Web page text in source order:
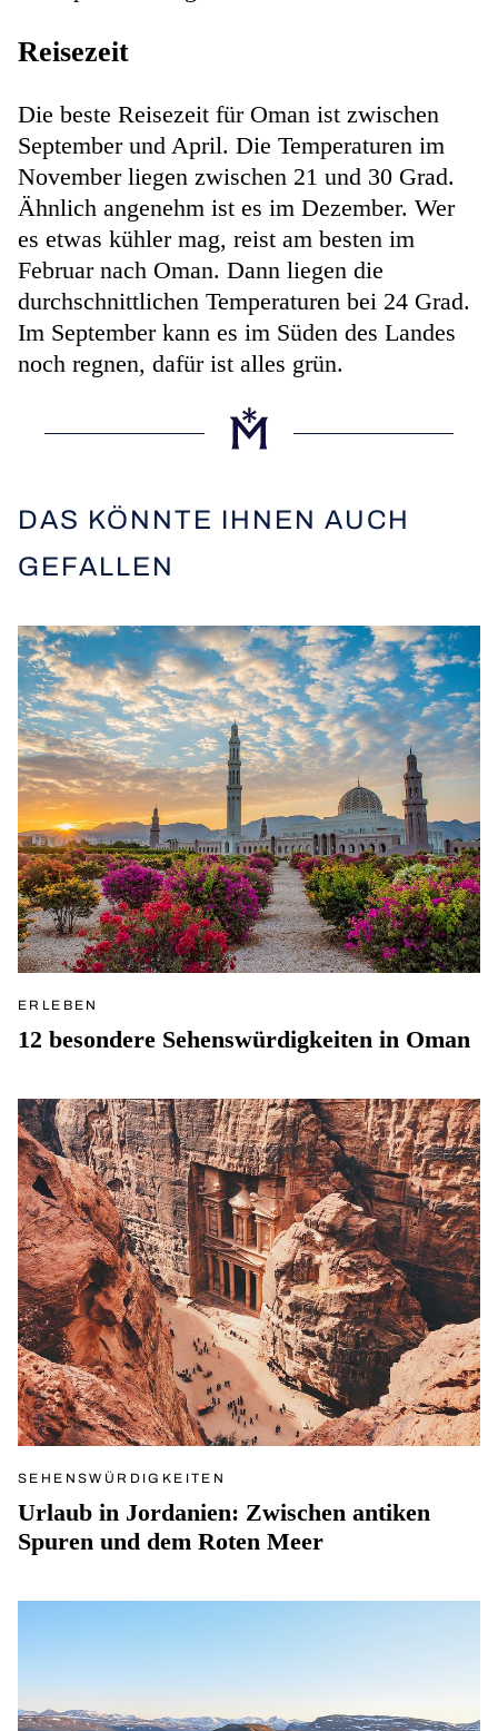
Reisezeit
Die beste Reisezeit für Oman ist zwischen
September und April. Die Temperaturen im
November liegen zwischen 21 und 30 Grad.
Ähnlich angenehm ist es im Dezember. Wer
es etwas kühler mag, reist am besten im
Februar nach Oman. Dann liegen die
durchschnittlichen Temperaturen bei 24 Grad.
Im September kann es im Süden des Landes
noch regnen, dafür ist alles grün.
DAS KÖNNTE IHNEN AUCH
GEFALLEN
ERLEBEN
12 besondere Sehenswürdigkeiten in Oman
SEHENSWÜRDIGKEITEN
Urlaub in Jordanien: Zwischen antiken
Spuren und dem Roten Meer